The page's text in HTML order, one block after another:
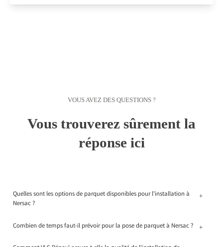
VOUS AVEZ DES QUESTIONS ?
Vous trouverez sûrement la
réponse ici
Quelles sont les options de parquet disponibles pour l'installation à
Nersac ?
+
Combien de temps faut-il prévoir pour la pose de parquet à Nersac ? +